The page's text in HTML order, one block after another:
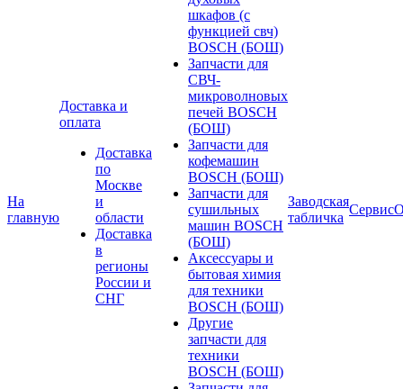
На
главную
Доставка и
оплата
Доставка
по
Москве
и
области
Доставка
в
регионы
России и
СНГ
шкафов (с
функцией свч)
BOSCH (БОШ)
Запчасти для
СВЧ-
микроволновых
печей BOSCH
(БОШ)
Запчасти для
кофемашин
BOSCH (БОШ)
Запчасти для
сушильных
машин BOSCH
(БОШ)
Аксессуары и
бытовая химия
для техники
BOSCH (БОШ)
Другие
запчасти для
техники
BOSCH (БОШ)
Заводская
табличка
Сервис